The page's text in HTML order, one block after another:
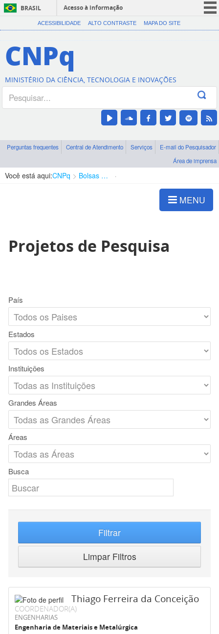
BRASIL
Acesso à informação
CORONAVÍRUS (COVID-19)
Canais
ACESSIBILIDADE ALTO CONTRASTE MAPA DO SITE
CNPq
MINISTÉRIO DA CIÊNCIA, TECNOLOGIA E INOVAÇÕES
Perguntas frequentes Central de Atendimento Serviços
E-mail do Pesquisador
Área de imprensa
Você está aqui:CNPq Bolsas e Auxílios Vigentes
MENU
Projetos de Pesquisa
País
Estados
Instituições
Grandes Áreas
Áreas
Busca
Filtrar
Limpar Filtros
Thiago Ferreira da Conceição
COORDENADOR(A)
ENGENHARIAS
Engenharia de Materiais e Metalúrgica